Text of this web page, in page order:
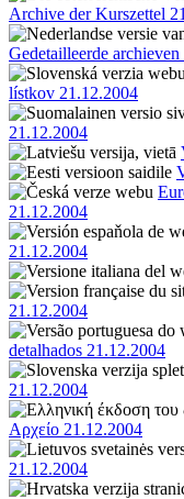
Archive der Kurszettel
Gedetailleerde
lístkov 21.12.2004
21.12.2004
21.12.2004
21.12.2004
21.12.2004
detalhados 21.12.2004
21.12.2004
Αρχείο 21.12.2004
21.12.2004